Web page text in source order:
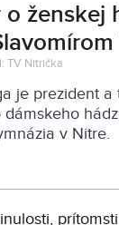
o ženskej
TV Nitrička
je prezident a
dámskeho
v Nitre.